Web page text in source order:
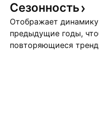
Сезонность
Отображает
предыдущие годы,
повторяющиеся